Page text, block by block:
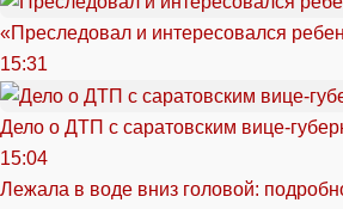
«Преследовал и интересовался
15:31
Дело о ДТП с саратовским вице-
15:04
Лежала в воде вниз головой: